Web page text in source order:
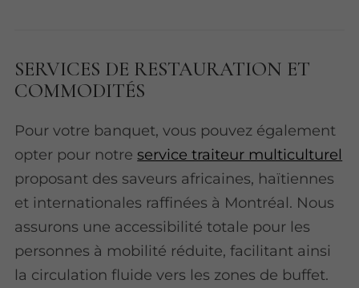
SERVICES DE RESTAURATION ET
COMMODITÉS
Pour votre banquet, vous pouvez également
opter pour notreservice traiteur multiculturel
proposant des saveurs africaines, haïtiennes
et internationales raffinées à Montréal. Nous
assurons une accessibilité totale pour les
personnes à mobilité réduite, facilitant ainsi
la circulation fluide vers les zones de buffet.